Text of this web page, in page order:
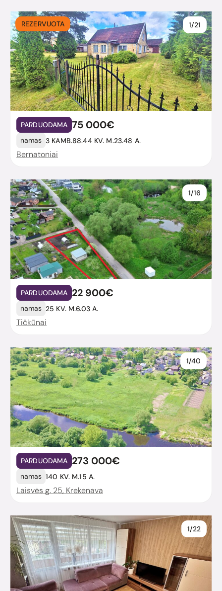
REZERVUOTA 1/21
PARDUODAMA 75 000€
namas 3 KAMB.88.44 KV. M.23.48 A.
Bernatoniai
1/16
PARDUODAMA 22 900€
namas 25 KV. M.6.03 A.
Tičkūnai
1/40
PARDUODAMA 273 000€
namas 140 KV. M.15 A.
Laisvės g. 25, Krekenava
1/22